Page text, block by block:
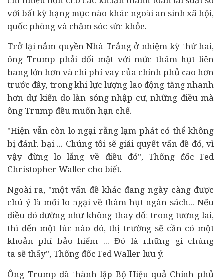
với bất kỳ hạng mục nào khác ngoài an sinh xã hội,
quốc phòng và chăm sóc sức khỏe.
Trở lại nắm quyền Nhà Trắng ở nhiệm kỳ thứ hai,
ông Trump phải đối mặt với mức thâm hụt liên
bang lớn hơn và chi phí vay của chính phủ cao hơn
trước đây, trong khi lực lượng lao động tăng nhanh
hơn dự kiến do làn sóng nhập cư, những điều mà
ông Trump đều muốn hạn chế.
"Hiện vẫn còn lo ngại rằng lạm phát có thể không
bị đánh bại ... Chúng tôi sẽ giải quyết vấn đề đó, vì
vậy đừng lo lắng về điều đó", Thống đốc Fed
Christopher Waller cho biết.
Ngoài ra, "một vấn đề khác đang ngày càng được
chú ý là mối lo ngại về thâm hụt ngân sách... Nếu
điều đó dường như không thay đổi trong tương lai,
thì đến một lúc nào đó, thị trường sẽ cần có một
khoản phí bảo hiểm ... Đó là những gì chúng
ta sẽ thấy", Thống đốc Fed Waller lưu ý.
Ông Trump đã thành lập Bộ Hiệu quả Chính phủ